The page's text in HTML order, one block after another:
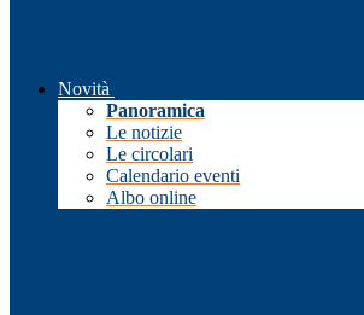
Novità
Panoramica
Le notizie
Le circolari
Calendario eventi
Albo online